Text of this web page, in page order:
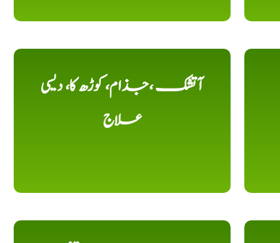
آتشک ،جذام، کوڑھ کا، دیسی
علاج